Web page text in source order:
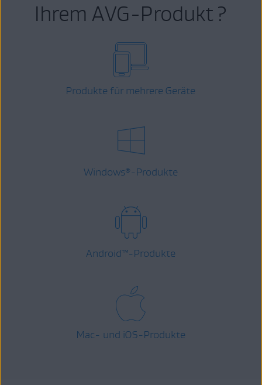
Ihrem AVG-Produkt ?
Produkte für mehrere Geräte
Windows® -Produkte
Android™-Produkte
Mac- und iOS-Produkte